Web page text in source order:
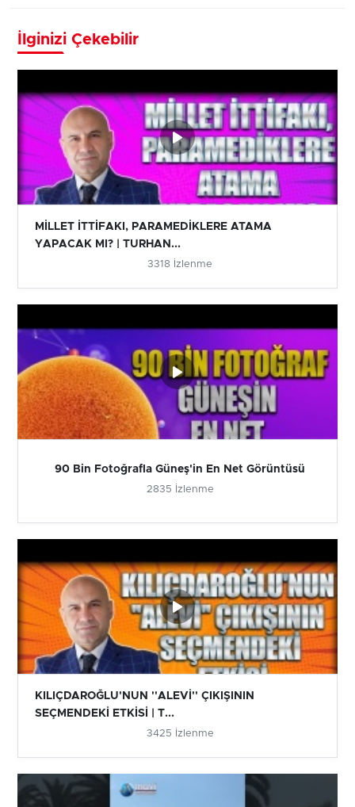
İlginizi Çekebilir
MİLLET İTTİFAKI, PARAMEDİKLERE ATAMA
YAPACAK MI? | TURHAN...
3318 İzlenme
90 Bin Fotoğrafla Güneş'in En Net Görüntüsü
2835 İzlenme
KILIÇDAROĞLU'NUN ''ALEVİ'' ÇIKIŞININ
SEÇMENDEKİ ETKİSİ | T...
3425 İzlenme